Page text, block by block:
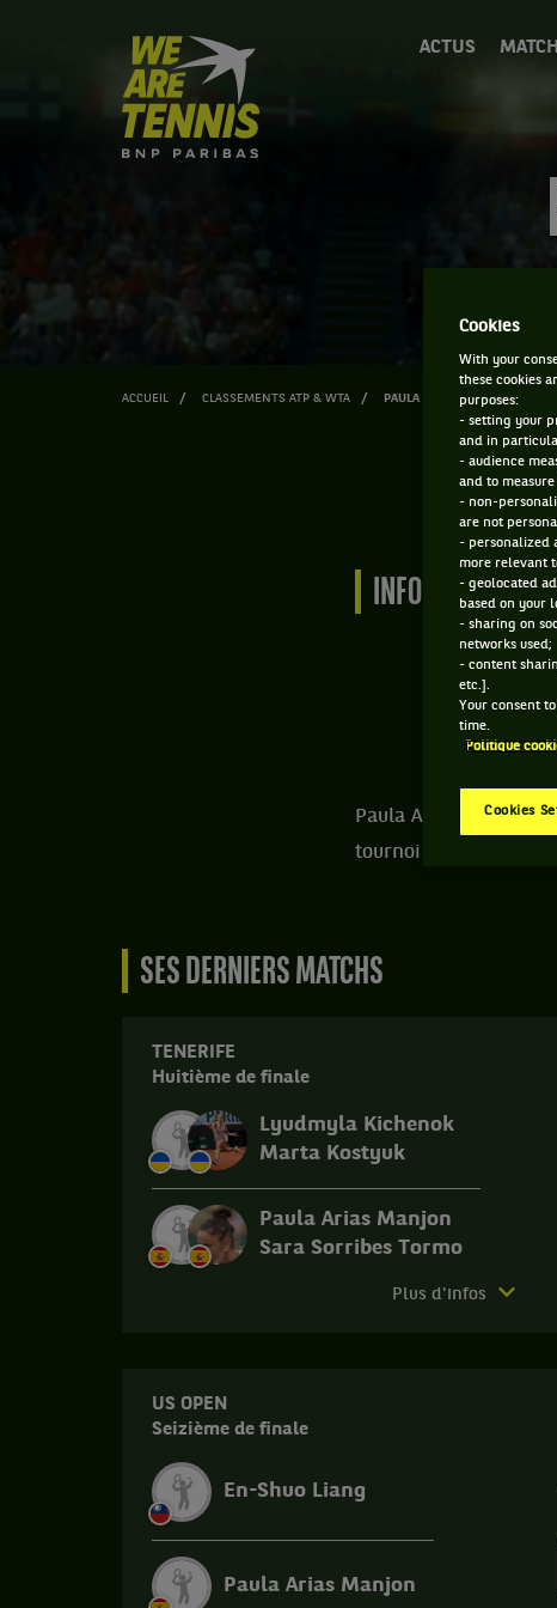
We
are
Tennis
by
BNP
ACTUS
ACCUEIL CLASSEMENTS ATP & WTA PAULA ARIAS MANJON
INFORMATIONS
Paula Arias Manjon
tournoi auquel elle a
SES DERNIERS MATCHS
TENERIFE
Huitième de finale
Lyudmyla Kichenok
Marta Kostyuk
Paula Arias Manjon
Sara Sorribes Tormo
de
finale.
Lyudmyla
Kichenok,
Ukraine
,
et
Marta
Plus d'infos
US OPEN
Seizième de finale
En-Shuo Liang
Paula Arias Manjon
Cookies
With your
these cookies
purposes:
- setting your
and in
- audience
and to
- non-
are not
- personalized
more relevant
- geolocated
based on your
- sharing on
networks used;
- content
etc.].
Your consent
time.
Politique
Cookies